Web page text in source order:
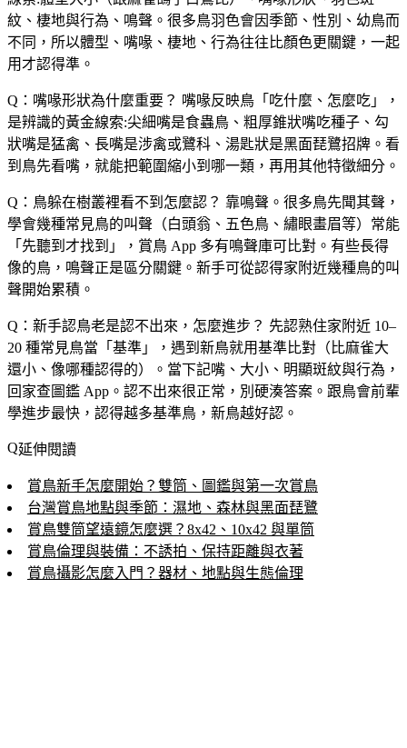
紋、棲地與行為、鳴聲。很多鳥羽色會因季節、性別、幼鳥而
不同，所以體型、嘴喙、棲地、行為往往比顏色更關鍵，一起
用才認得準。
Q：嘴喙形狀為什麼重要？ 嘴喙反映鳥「吃什麼、怎麼吃」，
是辨識的黃金線索:尖細嘴是食蟲鳥、粗厚錐狀嘴吃種子、勾
狀嘴是猛禽、長嘴是涉禽或鷺科、湯匙狀是黑面琵鷺招牌。看
到鳥先看嘴，就能把範圍縮小到哪一類，再用其他特徵細分。
Q：鳥躲在樹叢裡看不到怎麼認？ 靠鳴聲。很多鳥先聞其聲，
學會幾種常見鳥的叫聲（白頭翁、五色鳥、繡眼畫眉等）常能
「先聽到才找到」，賞鳥 App 多有鳴聲庫可比對。有些長得
像的鳥，鳴聲正是區分關鍵。新手可從認得家附近幾種鳥的叫
聲開始累積。
Q：新手認鳥老是認不出來，怎麼進步？ 先認熟住家附近 10–
20 種常見鳥當「基準」，遇到新鳥就用基準比對（比麻雀大
還小、像哪種認得的）。當下記嘴、大小、明顯斑紋與行為，
回家查圖鑑 App。認不出來很正常，別硬湊答案。跟鳥會前輩
學進步最快，認得越多基準鳥，新鳥越好認。
延伸閱讀
賞鳥新手怎麼開始？雙筒、圖鑑與第一次賞鳥
台灣賞鳥地點與季節：濕地、森林與黑面琵鷺
賞鳥雙筒望遠鏡怎麼選？8x42、10x42 與單筒
賞鳥倫理與裝備：不誘拍、保持距離與衣著
賞鳥攝影怎麼入門？器材、地點與生態倫理